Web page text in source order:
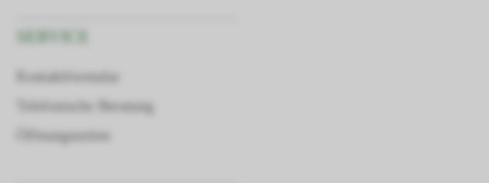
Kontaktformular
Telefonische Beratung
Öffnungszeiten